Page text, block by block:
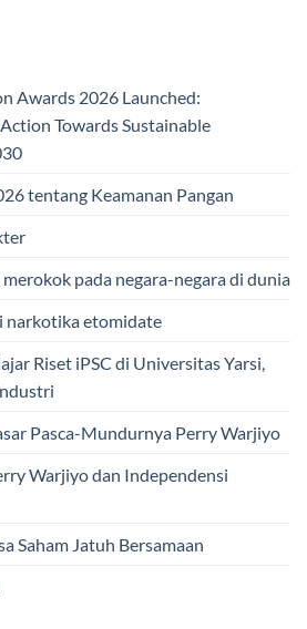
Awards 2026 Launched:
Towards Sustainable
tentang Keamanan Pangan
pada negara-negara di dunia
narkotika etomidate
Riset iPSC di Universitas Yarsi,
Pasca-Mundurnya Perry Warjiyo
Warjiyo dan Independensi
Saham Jatuh Bersamaan